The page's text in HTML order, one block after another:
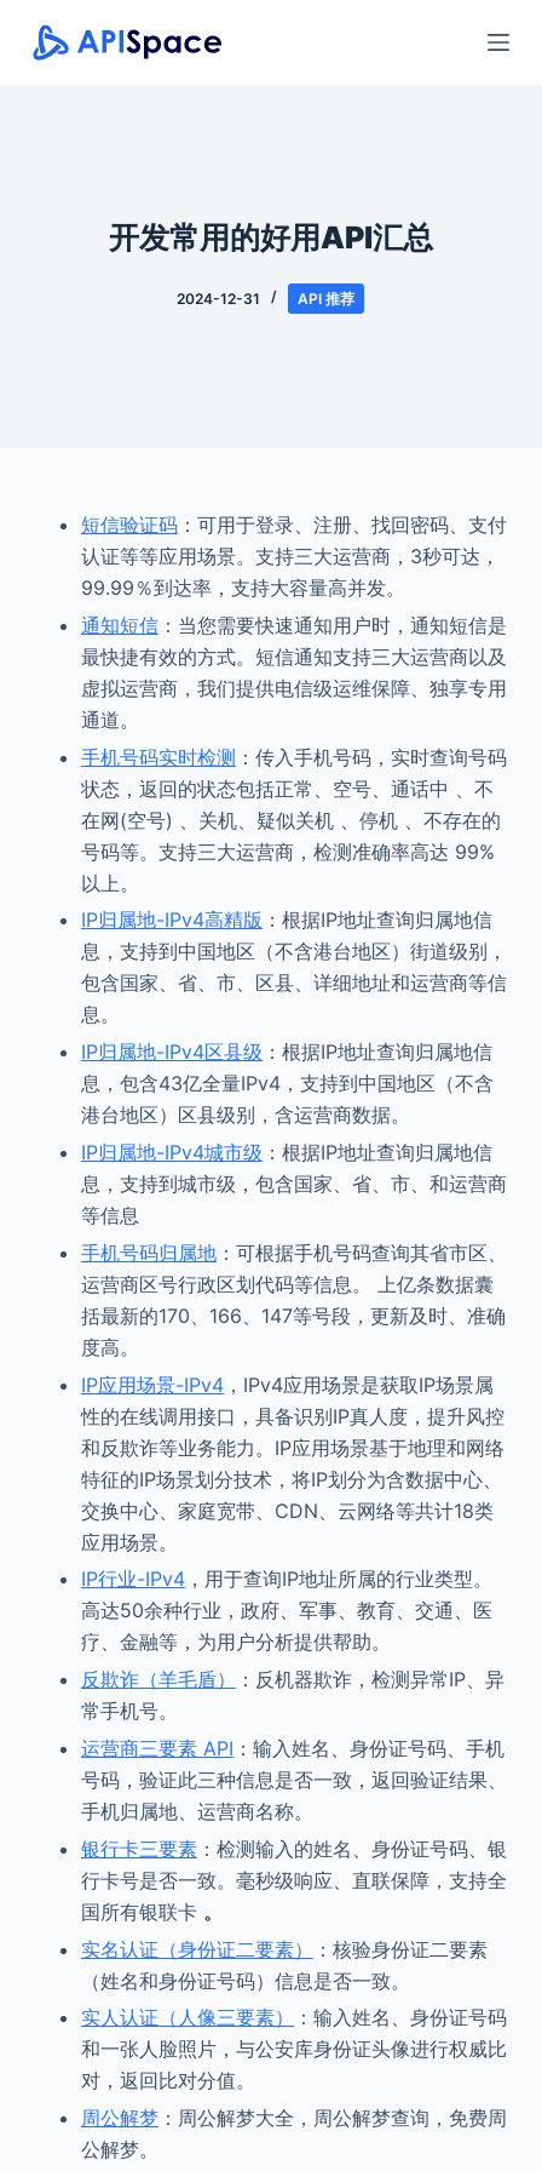
跳
过
开发常用的好用API汇总
2024-12-31 API 推荐
短信验证码：可用于登录、注册、找回密码、支付
认证等等应用场景。支持三大运营商，3秒可达，
99.99％到达率，支持大容量高并发。
通知短信：当您需要快速通知用户时，通知短信是
最快捷有效的方式。短信通知支持三大运营商以及
虚拟运营商，我们提供电信级运维保障、独享专用
通道。
手机号码实时检测 ：传入手机号码，实时查询号码
状态，返回的状态包括正常、空号、通话中 、不
在网(空号) 、关机、疑似关机 、停机 、不存在的
号码等。支持三大运营商，检测准确率高达 99%
以上。
IP归属地-IPv4高精版 ：根据IP地址查询归属地信
息，支持到中国地区（不含港台地区）街道级别，
包含国家、省、市、区县、详细地址和运营商等信
息。
IP归属地-IPv4区县级 ：根据IP地址查询归属地信
息，包含43亿全量IPv4，支持到中国地区（不含
港台地区）区县级别，含运营商数据。
IP归属地-IPv4城市级 ：根据IP地址查询归属地信
息，支持到城市级，包含国家、省、市、和运营商
等信息
手机号码归属地：可根据手机号码查询其省市区、
运营商区号行政区划代码等信息。 上亿条数据囊
括最新的170、166、147等号段，更新及时、准确
度高。
IP应用场景-IPv4，IPv4应用场景是获取IP场景属
性的在线调用接口，具备识别IP真人度，提升风控
和反欺诈等业务能力。IP应用场景基于地理和网络
特征的IP场景划分技术，将IP划分为含数据中心、
交换中心、家庭宽带、CDN、云网络等共计18类
应用场景。
IP行业-IPv4，用于查询IP地址所属的行业类型。
高达50余种行业，政府、军事、教育、交通、医
疗、金融等，为用户分析提供帮助。
反欺诈（羊毛盾）
：反机器欺诈，检测异常IP、异
常手机号。
运营商三要素 API ：输入姓名、身份证号码、手机
号码，验证此三种信息是否一致，返回验证结果、
手机归属地、运营商名称。
银行卡三要素：检测输入的姓名、身份证号码、银
行卡号是否一致。毫秒级响应、直联保障，支持全
国所有银联卡 。
实名认证（身份证二要素）
：核验身份证二要素
（姓名和身份证号码）信息是否一致。
实人认证（人像三要素）
：输入姓名、身份证号码
和一张人脸照片，与公安库身份证头像进行权威比
对，返回比对分值。
周公解梦：周公解梦大全，周公解梦查询，免费周
公解梦。